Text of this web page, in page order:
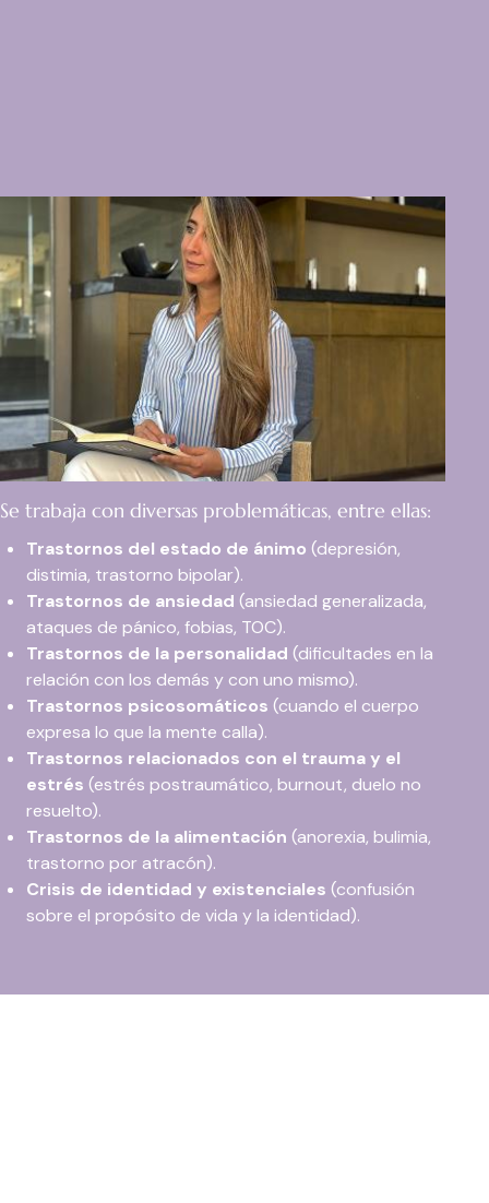
Se trabaja con diversas problemáticas, entre ellas:
Trastornos del estado de ánimo (depresión,
distimia, trastorno bipolar).
Trastornos de ansiedad (ansiedad generalizada,
ataques de pánico, fobias, TOC).
Trastornos de la personalidad (dificultades en la
relación con los demás y con uno mismo).
Trastornos psicosomáticos (cuando el cuerpo
expresa lo que la mente calla).
Trastornos relacionados con el trauma y el
estrés (estrés postraumático, burnout, duelo no
resuelto).
Trastornos de la alimentación (anorexia, bulimia,
trastorno por atracón).
Crisis de identidad y existenciales (confusión
sobre el propósito de vida y la identidad).